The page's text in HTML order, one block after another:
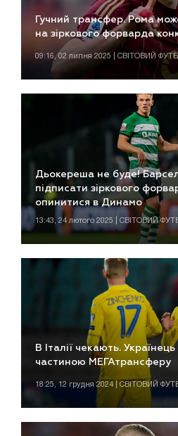
Гучний трансфер. Рома
на зіркового форварда
09:16, 02 липня 2025 | СВІТОВИЙ
Дьокереша не буде!
підписати зіркового
опинитися в Динамо
13:43, 24 лютого 2025 | СВІТОВИЙ
В Італії чекають.
частиною МЕГАтрансферу
18:25, 12 грудня 2024 | СВІТОВИЙ